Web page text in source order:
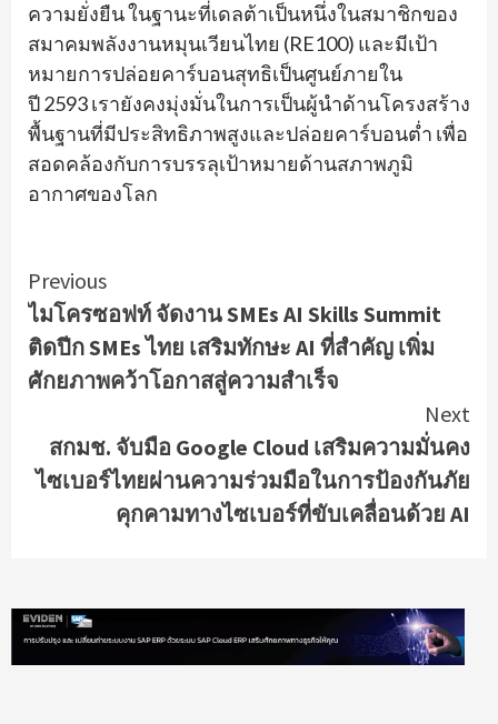
ความยั่งยืน ในฐานะที่เดลต้าเป็นหนึ่งในสมาชิกของ
สมาคมพลังงานหมุนเวียนไทย (RE100) และมีเป้า
หมายการปล่อยคาร์บอนสุทธิเป็นศูนย์ภายใน
ปี 2593 เรายังคงมุ่งมั่นในการเป็นผู้นำด้านโครงสร้าง
พื้นฐานที่มีประสิทธิภาพสูงและปล่อยคาร์บอนต่ำ เพื่อ
สอดคล้องกับการบรรลุเป้าหมายด้านสภาพภูมิ
อากาศของโลก
Continue
Reading
Previous
ไมโครซอฟท์ จัดงาน SMEs AI Skills Summit
ติดปีก SMEs ไทย เสริมทักษะ AI ที่สำคัญ เพิ่ม
ศักยภาพคว้าโอกาสสู่ความสำเร็จ
Next
สกมช. จับมือ Google Cloud เสริมความมั่นคง
ไซเบอร์ไทยผ่านความร่วมมือในการป้องกันภัย
คุกคามทางไซเบอร์ที่ขับเคลื่อนด้วย AI